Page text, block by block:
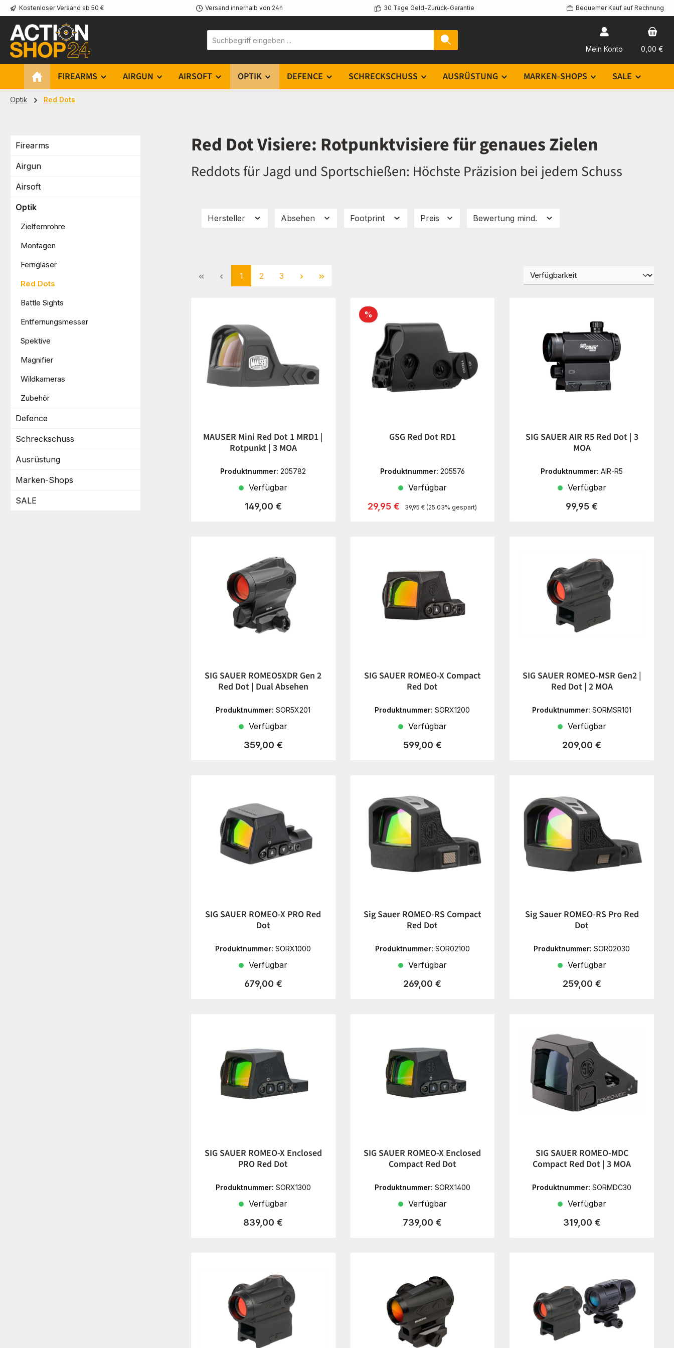
Hauptinhalt springen
Zur Suche springen
Zur Hauptnavigation springen
Kostenloser Versand ab 50 € Versand innerhalb von 24h 30 Tage Geld-Zurück-Garantie Bequemer Kauf auf Rechnung
Mein Konto 0,00 €
FIREARMS AIRGUN AIRSOFT OPTIK DEFENCE SCHRECKSCHUSS AUSRÜSTUNG MARKEN-SHOPS SALE
Optik Red Dots
Firearms
Airgun
Airsoft
Optik
Zielfernrohre
Montagen
Ferngläser
Red Dots
Battle Sights
Entfernungsmesser
Spektive
Magnifier
Wildkameras
Zubehör
Defence
Schreckschuss
Ausrüstung
Marken-Shops
SALE
Red Dot Visiere: Rotpunktvisiere für genaues Zielen
Reddots für Jagd und Sportschießen: Höchste Präzision bei jedem Schuss
Hersteller Absehen Footprint Preis Bewertung mind.
Seite
1 Seite
2 Seite
3
MAUSER Mini Red Dot 1 MRD1 |
Rotpunkt | 3 MOA
Produktnummer:205782
Verfügbar
Regulärer Preis:
149,00 €
% Rabatt
GSG Red Dot RD1
Produktnummer: 205576
Verfügbar
Verkaufspreis:
29,95 € Regulärer Preis:
39,95 € (25.03% gespart)
SIG SAUER AIR R5 Red Dot | 3
MOA
Produktnummer:AIR-R5
Verfügbar
Regulärer Preis:
99,95 €
SIG SAUER ROMEO5XDR Gen 2
Red Dot | Dual Absehen
Produktnummer:SOR5X201
Verfügbar
Regulärer Preis:
359,00 €
SIG SAUER ROMEO-X Compact
Red Dot
Produktnummer:SORX1200
Verfügbar
Regulärer Preis:
599,00 €
SIG SAUER ROMEO-MSR Gen2 |
Red Dot | 2 MOA
Produktnummer:SORMSR101
Verfügbar
Regulärer Preis:
209,00 €
SIG SAUER ROMEO-X PRO Red
Dot
Produktnummer:SORX1000
Verfügbar
Regulärer Preis:
679,00 €
Sig Sauer ROMEO-RS Compact
Red Dot
Produktnummer: SOR02100
Verfügbar
Regulärer Preis:
269,00 €
Sig Sauer ROMEO-RS Pro Red
Dot
Produktnummer:SOR02030
Verfügbar
Regulärer Preis:
259,00 €
SIG SAUER ROMEO-X Enclosed
PRO Red Dot
Produktnummer: SORX1300
Verfügbar
Regulärer Preis:
839,00 €
SIG SAUER ROMEO-X Enclosed
Compact Red Dot
Produktnummer: SORX1400
Verfügbar
Regulärer Preis:
739,00 €
SIG SAUER ROMEO-MDC
Compact Red Dot | 3 MOA
Produktnummer:SORMDC30
Verfügbar
Regulärer Preis:
319,00 €